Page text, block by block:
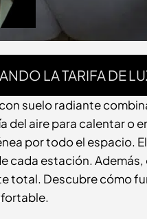
LATARIFA DE
suelo radiante
del aire para calentar o
por todo el espacio.
cada estación.
total. Descubre cómo